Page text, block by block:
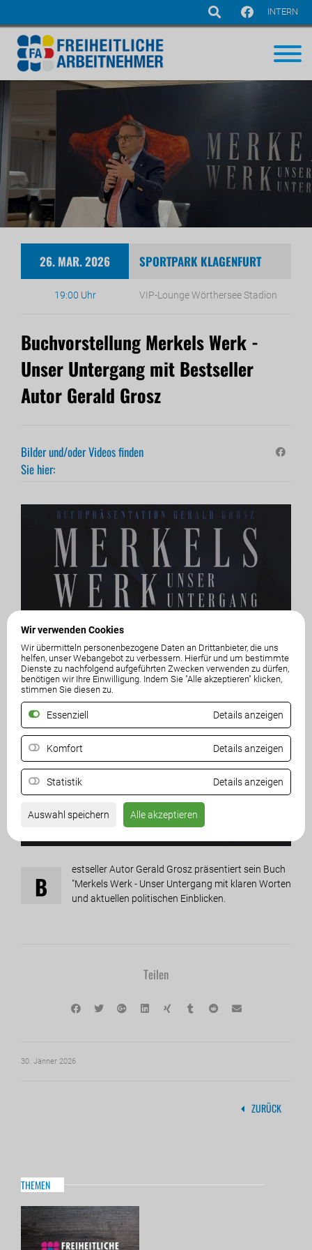
Wir verwenden Cookies
Wir übermitteln personenbezogene Daten an Drittanbieter, die uns
helfen, unser Webangebot zu verbessern. Hierfür und um bestimmte
Dienste zu nachfolgend aufgeführten Zwecken verwenden zu dürfen,
benötigen wir Ihre Einwilligung. Indem Sie "Alle akzeptieren" klicken,
stimmen Sie diesen zu.
Essenziell Details anzeigen
Komfort Details anzeigen
Statistik Details anzeigen
Auswahl speichern Alle akzeptieren
INTERN
26. MAR. 2026 SPORTPARK KLAGENFURT
19:00 Uhr VIP-Lounge Wörthersee Stadion
Buchvorstellung Merkels Werk -
Unser Untergang mit Bestseller
Autor Gerald Grosz
Bilder und/oder Videos finden
Sie hier:
B
estseller Autor Gerald Grosz präsentiert sein Buch
"Merkels Werk - Unser Untergang mit klaren Worten
und aktuellen politischen Einblicken.
Teilen
30. Jänner 2026
ZURÜCK
THEMEN